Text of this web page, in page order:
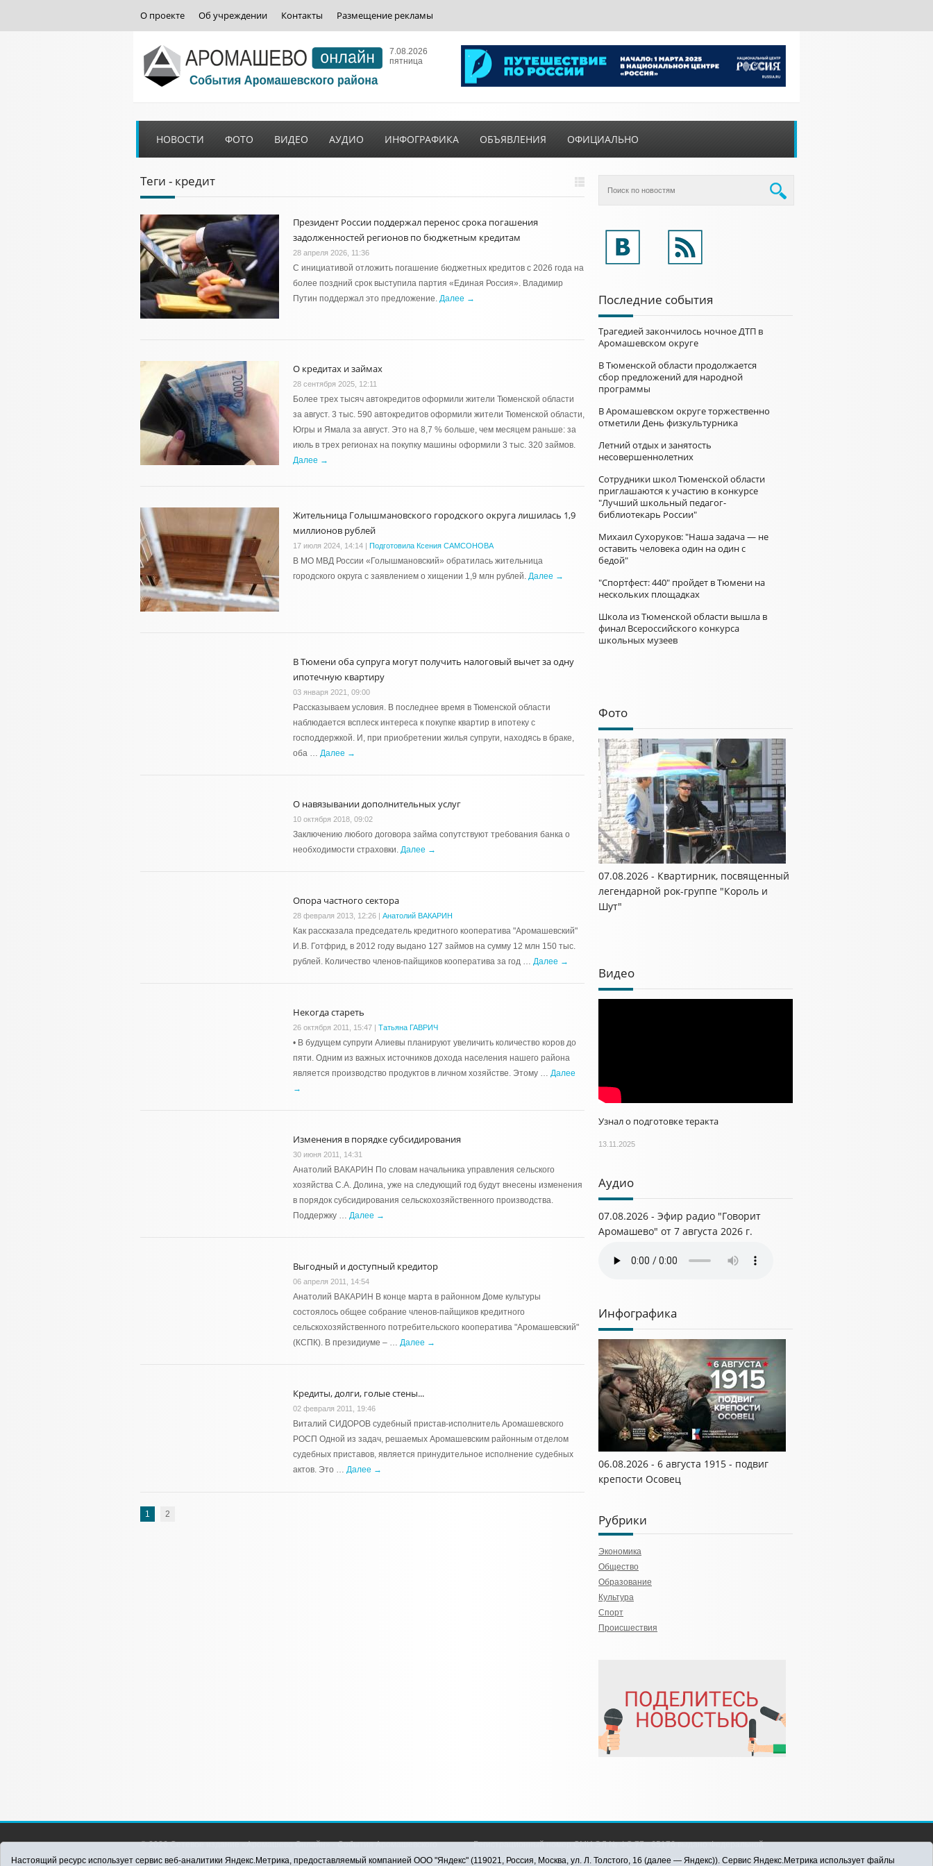
О проекте Об учреждении Контакты Размещение рекламы
7.08.2026
пятница
НОВОСТИ ФОТО ВИДЕО АУДИО ИНФОГРАФИКА ОБЪЯВЛЕНИЯ ОФИЦИАЛЬНО
Теги - кредит
Президент России поддержал перенос срока погашения
задолженностей регионов по бюджетным кредитам
28 апреля 2026, 11:36
С инициативой отложить погашение бюджетных кредитов с 2026 года на
более поздний срок выступила партия «Единая Россия». Владимир
Путин поддержал это предложение. Далее →
О кредитах и займах
28 сентября 2025, 12:11
Более трех тысяч автокредитов оформили жители Тюменской области
за август. 3 тыс. 590 автокредитов оформили жители Тюменской области,
Югры и Ямала за август. Это на 8,7 % больше, чем месяцем раньше: за
июль в трех регионах на покупку машины оформили 3 тыс. 320 займов.
Далее →
Жительница Голышмановского городского округа лишилась 1,9
миллионов рублей
17 июля 2024, 14:14 | Подготовила Ксения САМСОНОВА
В МО МВД России «Голышмановский» обратилась жительница
городского округа с заявлением о хищении 1,9 млн рублей. Далее →
В Тюмени оба супруга могут получить налоговый вычет за одну
ипотечную квартиру
03 января 2021, 09:00
Рассказываем условия. В последнее время в Тюменской области
наблюдается всплеск интереса к покупке квартир в ипотеку с
господдержкой. И, при приобретении жилья супруги, находясь в браке,
оба … Далее →
О навязывании дополнительных услуг
10 октября 2018, 09:02
Заключению любого договора займа сопутствуют требования банка о
необходимости страховки. Далее →
Опора частного сектора
28 февраля 2013, 12:26 | Анатолий ВАКАРИН
Как рассказала председатель кредитного кооператива "Аромашевский"
И.В. Готфрид, в 2012 году выдано 127 займов на сумму 12 млн 150 тыс.
рублей. Количество членов-пайщиков кооператива за год … Далее →
Некогда стареть
26 октября 2011, 15:47 | Татьяна ГАВРИЧ
• В будущем супруги Алиевы планируют увеличить количество коров до
пяти. Одним из важных источников дохода населения нашего района
является производство продуктов в личном хозяйстве. Этому … Далее
→
Изменения в порядке субсидирования
30 июня 2011, 14:31
Анатолий ВАКАРИН По словам начальника управления сельского
хозяйства С.А. Долина, уже на следующий год будут внесены изменения
в порядок субсидирования сельскохозяйственного производства.
Поддержку … Далее →
Выгодный и доступный кредитор
06 апреля 2011, 14:54
Анатолий ВАКАРИН В конце марта в районном Доме культуры
состоялось общее собрание членов-пайщиков кредитного
сельскохозяйственного потребительского кооператива "Аромашевский"
(КСПК). В президиуме – … Далее →
Кредиты, долги, голые стены...
02 февраля 2011, 19:46
Виталий СИДОРОВ судебный пристав-исполнитель Аромашевского
РОСП Одной из задач, решаемых Аромашевским районным отделом
судебных приставов, является принудительное исполнение судебных
актов. Это … Далее →
1 2
Последние события
Трагедией закончилось ночное ДТП в
Аромашевском округе
В Тюменской области продолжается
сбор предложений для народной
программы
В Аромашевском округе торжественно
отметили День физкультурника
Летний отдых и занятость
несовершеннолетних
Сотрудники школ Тюменской области
приглашаются к участию в конкурсе
"Лучший школьный педагог-
библиотекарь России"
Михаил Сухоруков: "Наша задача — не
оставить человека один на один с
бедой"
"Спортфест: 440" пройдет в Тюмени на
нескольких площадках
Школа из Тюменской области вышла в
финал Всероссийского конкурса
школьных музеев
Фото
07.08.2026 - Квартирник, посвященный
легендарной рок-группе "Король и
Шут"
Видео
Узнал о подготовке теракта
13.11.2025
Аудио
07.08.2026 - Эфир радио "Говорит
Аромашево" от 7 августа 2026 г.
Инфографика
06.08.2026 - 6 августа 1915 - подвиг
крепости Осовец
Рубрики
Экономика
Общество
Образование
Культура
Спорт
Происшествия
© 2026 Сетевое издание «Аромашево Онлайн» - События Аромашевского
района. Для детей старше 16 лет. Все права защищены © При использовании
Регистрационный номер СМИ ЭЛ № ФС 77 - 65176 выдано Федеральной
службой по надзору в сфере связи, информационных технологий и массовых
Настоящий ресурс использует сервис веб-аналитики Яндекс.Метрика, предоставляемый компанией ООО "Яндекс" (119021, Россия, Москва, ул. Л. Толстого, 16 (далее — Яндекс)). Сервис Яндекс.Метрика использует файлы